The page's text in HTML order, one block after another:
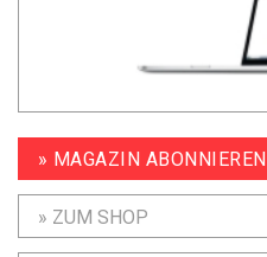
» MAGAZIN ABONNIEREN
» ZUM SHOP